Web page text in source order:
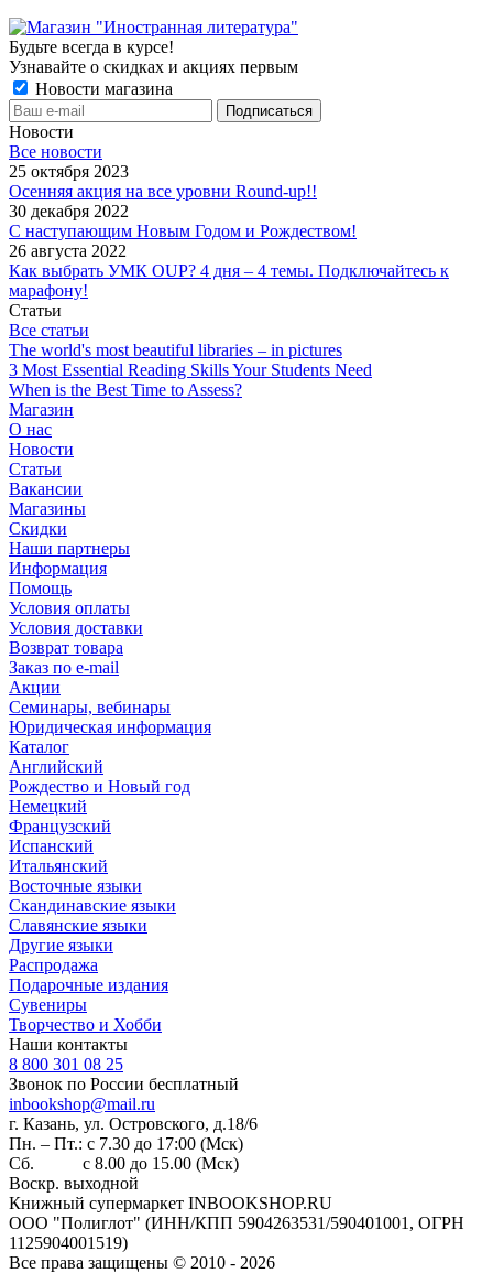
Будьте всегда в курсе!
Узнавайте о скидках и акциях первым
Новости магазина
Новости
Все новости
25 октября 2023
Осенняя акция на все уровни Round-up!!
30 декабря 2022
С наступающим Новым Годом и Рождеством!
26 августа 2022
Как выбрать УМК OUP? 4 дня – 4 темы. Подключайтесь к
марафону!
Статьи
Все статьи
The world's most beautiful libraries – in pictures
3 Most Essential Reading Skills Your Students Need
When is the Best Time to Assess?
Магазин
О нас
Новости
Статьи
Вакансии
Магазины
Скидки
Наши партнеры
Информация
Помощь
Условия оплаты
Условия доставки
Возврат товара
Заказ по e-mail
Акции
Семинары, вебинары
Юридическая информация
Каталог
Английский
Рождество и Новый год
Немецкий
Французский
Испанский
Итальянский
Восточные языки
Скандинавские языки
Славянские языки
Другие языки
Распродажа
Подарочные издания
Сувениры
Творчество и Хобби
Наши контакты
8 800 301 08 25
Звонок по России бесплатный
inbookshop@mail.ru
г. Казань, ул. Островского, д.18/6
Пн. – Пт.: с 7.30 до 17:00 (Мск)
Сб. с 8.00 до 15.00 (Мск)
Воскр. выходной
Книжный супермаркет INBOOKSHOP.RU
ООО "Полиглот" (ИНН/КПП 5904263531/590401001, ОГРН
1125904001519)
Все права защищены © 2010 - 2026